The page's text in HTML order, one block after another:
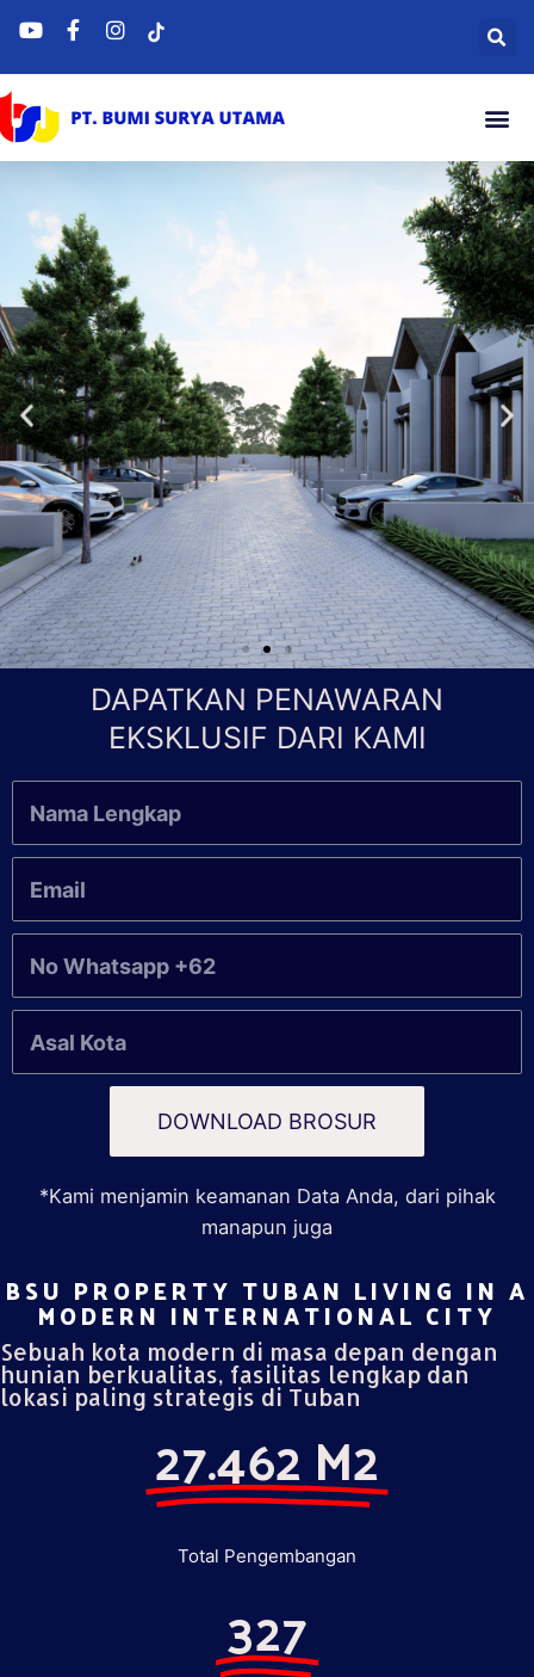
DAPATKAN PENAWARAN
EKSKLUSIF DARI KAMI
DOWNLOAD BROSUR
*Kami menjamin keamanan Data Anda, dari pihak
manapun juga
BSU PROPERTY TUBAN LIVING IN A
MODERN INTERNATIONAL CITY​
Sebuah kota modern di masa depan dengan
hunian berkualitas, fasilitas lengkap dan
lokasi paling strategis di Tuban
27.462 M2
Total Pengembangan
327